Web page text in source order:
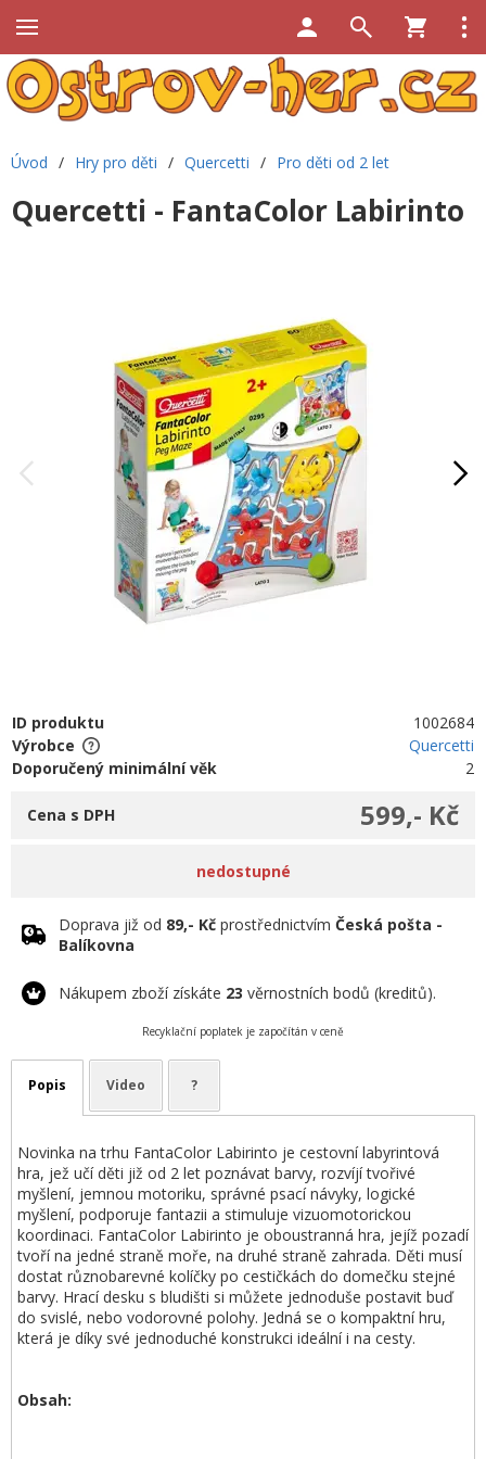
Úvod / Hry pro děti / Quercetti / Pro děti od 2 let
Quercetti - FantaColor Labirinto
ID produktu
1002684
Výrobce
Quercetti
Doporučený minimální věk
2
599,- Kč
Cena s DPH
nedostupné
Doprava již od 89,- Kč prostřednictvím Česká pošta -
Balíkovna
Nákupem zboží získáte 23 věrnostních bodů (kreditů).
Recyklační poplatek je započítán v ceně
Popis Video ?
Novinka na trhu FantaColor Labirinto je cestovní labyrintová
hra, jež učí děti již od 2 let poznávat barvy, rozvíjí tvořivé
myšlení, jemnou motoriku, správné psací návyky, logické
myšlení, podporuje fantazii a stimuluje vizuomotorickou
koordinaci. FantaColor Labirinto je oboustranná hra, jejíž pozadí
tvoří na jedné straně moře, na druhé straně zahrada. Děti musí
dostat různobarevné kolíčky po cestičkách do domečku stejné
barvy. Hrací desku s bludišti si můžete jednoduše postavit buď
do svislé, nebo vodorovné polohy. Jedná se o kompaktní hru,
která je díky své jednoduché konstrukci ideální i na cesty.
Obsah: